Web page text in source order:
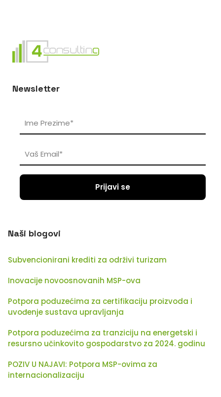
Newsletter
Naši blogovi
Subvencionirani krediti za održivi turizam
Inovacije novoosnovanih MSP-ova
Potpora poduzećima za certifikaciju proizvoda i
uvođenje sustava upravljanja
Potpora poduzećima za tranziciju na energetski i
resursno učinkovito gospodarstvo za 2024. godinu
POZIV U NAJAVI: Potpora MSP-ovima za
internacionalizaciju